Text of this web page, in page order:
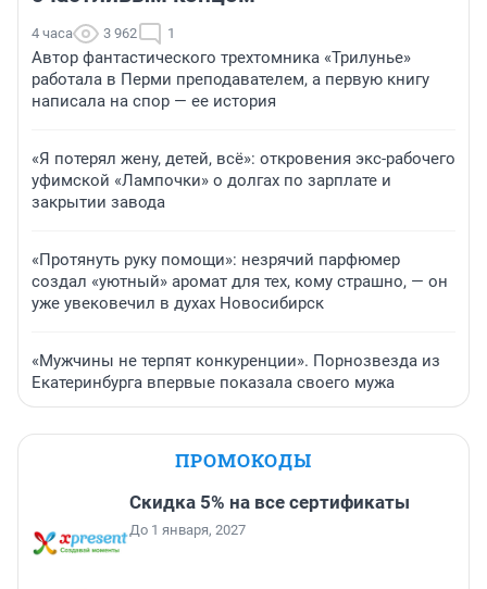
4 часа 3 962 1
Автор фантастического трехтомника «Трилунье»
работала в Перми преподавателем, а первую книгу
написала на спор — ее история
«Я потерял жену, детей, всё»: откровения экс-рабочего
уфимской «Лампочки» о долгах по зарплате и
закрытии завода
«Протянуть руку помощи»: незрячий парфюмер
создал «уютный» аромат для тех, кому страшно, — он
уже увековечил в духах Новосибирск
«Мужчины не терпят конкуренции». Порнозвезда из
Екатеринбурга впервые показала своего мужа
ПРОМОКОДЫ
Скидка 5% на все сертификаты
До 1 января, 2027